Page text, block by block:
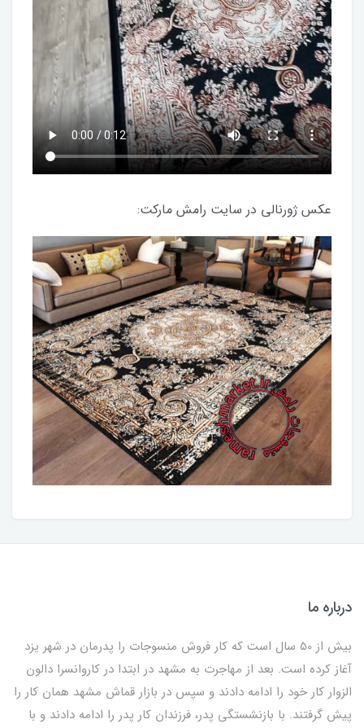
عکس ژورنالی در سایت رامش مارکت:
درباره ما
بیش از 50 سال است که کار فروش منسوجات را پدرمان در شهر یزد
آغاز کرده است. بعد از مهاجرت به مشهد در ابتدا در کاروانسرا دالون
الزوار کار خود را ادامه دادند و سپس در بازار قماش مشهد همان کار را
پیش گرفتند. با بازنشستگی پدر، فرزندان کار پدر را ادامه دادند و با